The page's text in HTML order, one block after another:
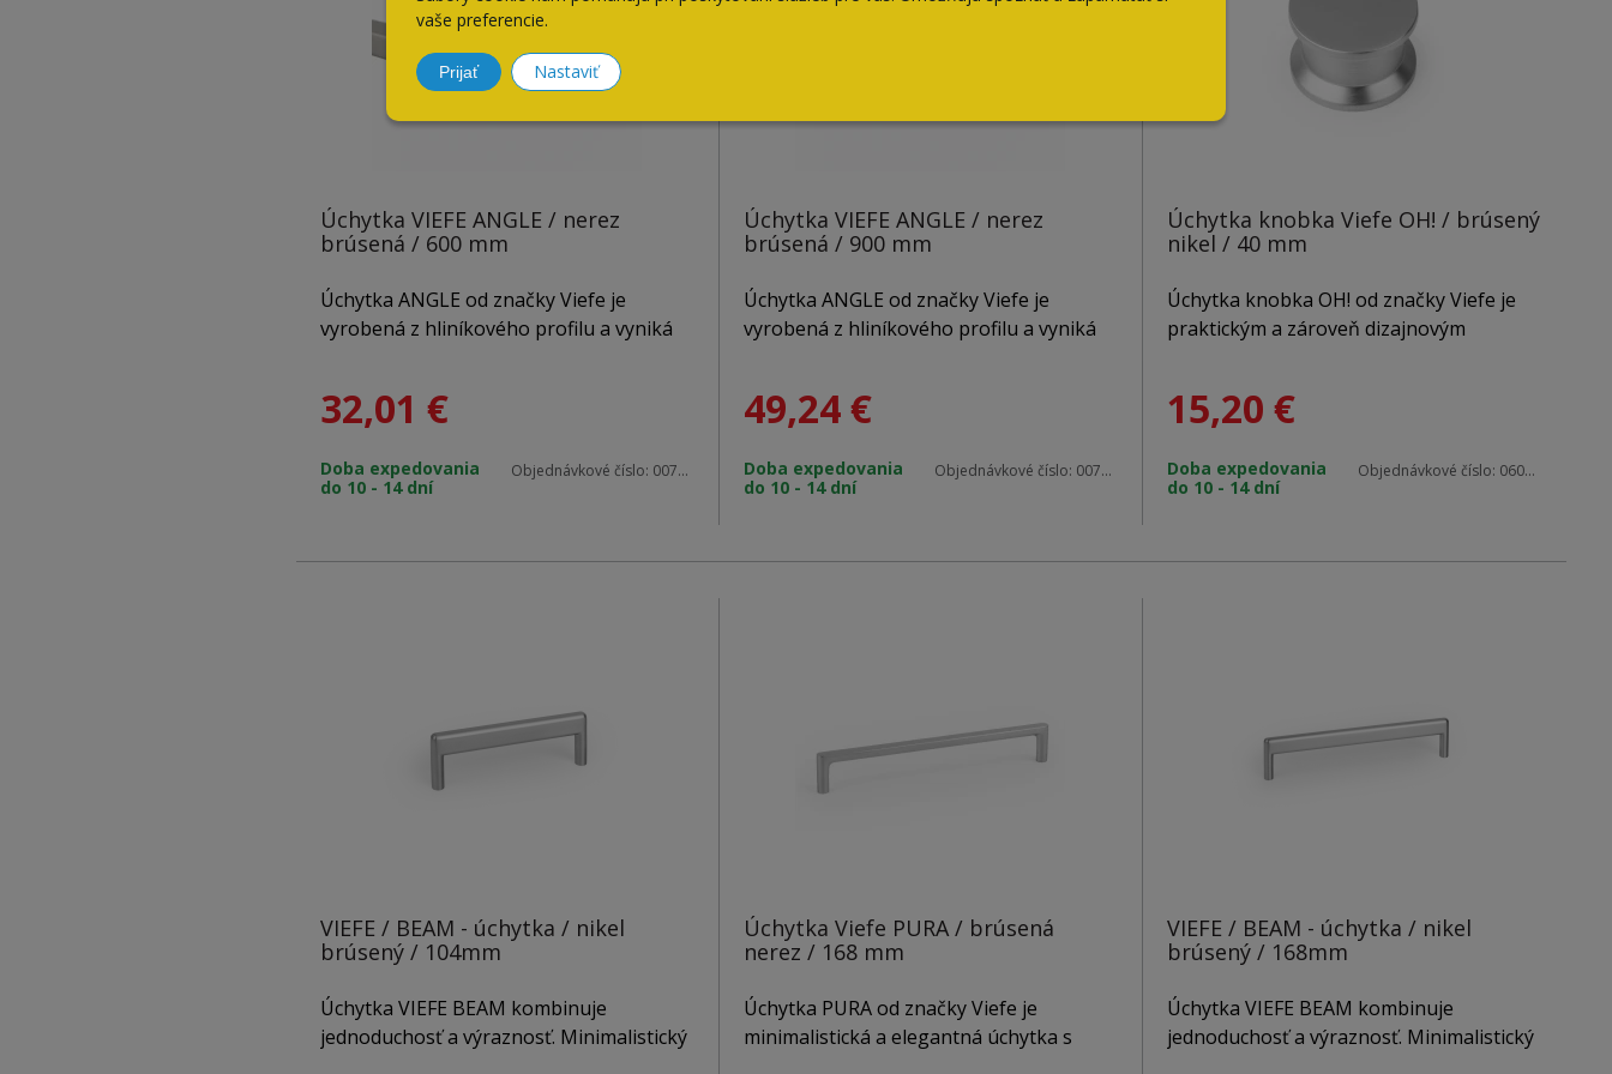
vaše preferencie.
Prijať Nastaviť
Úchytka VIEFE ANGLE / nerez
brúsená / 600 mm
Úchytka ANGLE od značky Viefe je
vyrobená z hliníkového profilu a vyniká
charakter. Vďaka univerzálnemu dizajnu
posuvné dvere, komody, zásuvky aj
32,01 €
Doba expedovania
do 10 - 14 dní
Objednávkové číslo: 0077512L24
Úchytka VIEFE ANGLE / nerez
brúsená / 900 mm
Úchytka ANGLE od značky Viefe je
vyrobená z hliníkového profilu a vyniká
charakter. Vďaka univerzálnemu dizajnu
posuvné dvere, komody, zásuvky aj
49,24€
Doba expedovania
do 10 - 14 dní
Objednávkové číslo: 0077640L24
Úchytka knobka Viefe OH! / brúsený
nikel / 40 mm
Úchytka knobka OH! od značky Viefe je
praktickým a zároveň dizajnovým
a ergonomickému tvaru ponúka
osobitý charakter. Ideálne sa hodí na
zásuvky, komody, kuchynský nábytok aj
15,20 €
Doba expedovania
do 10 - 14 dní
Objednávkové číslo: 0601040Z23
VIEFE / BEAM - úchytka / nikel
brúsený / 104mm
Úchytka VIEFE BEAM kombinuje
jednoduchosť a výraznosť. Minimalistický
Úchytka Viefe PURA / brúsená
nerez / 168 mm
Úchytka PURA od značky Viefe je
minimalistická a elegantná úchytka s
VIEFE / BEAM - úchytka / nikel
brúsený / 168mm
Úchytka VIEFE BEAM kombinuje
jednoduchosť a výraznosť. Minimalistický